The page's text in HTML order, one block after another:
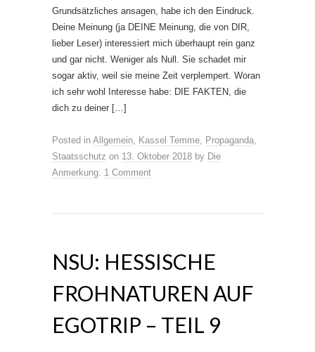
Grundsätzliches ansagen, habe ich den Eindruck.
Deine Meinung (ja DEINE Meinung, die von DIR,
lieber Leser) interessiert mich überhaupt rein ganz
und gar nicht. Weniger als Null. Sie schadet mir
sogar aktiv, weil sie meine Zeit verplempert. Woran
ich sehr wohl Interesse habe: DIE FAKTEN, die
dich zu deiner […]
Posted in Allgemein, Kassel Temme, Propaganda,
Staatsschutz on 13. Oktober 2018 by Die
Anmerkung. 1 Comment
NSU: HESSISCHE
FROHNATUREN AUF
EGOTRIP – TEIL 9